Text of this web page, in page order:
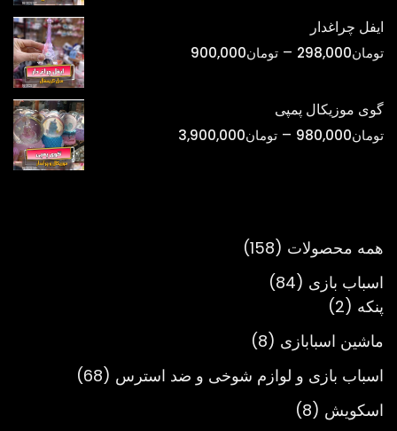
تومان750,000
ایفل چراغدار
تومان298,000
– تومان900,000
تومان900,000
گوی موزیکال پمپی
تومان980,000
– تومان3,900,000
همه محصولات
158
158
اسباب بازی 84
84
پنکه 2
2
محصول
ماشین اسبابازی 8
8
اسباب بازی و لوازم شوخی و ضد استرس 68
68
اسکویش 8
8